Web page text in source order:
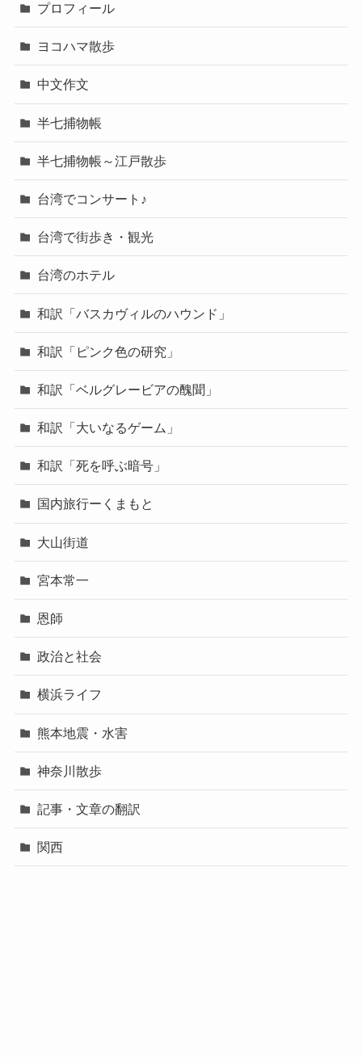
プロフィール
ヨコハマ散歩
中文作文
半七捕物帳
半七捕物帳～江戸散歩
台湾でコンサート♪
台湾で街歩き・観光
台湾のホテル
和訳「バスカヴィルのハウンド」
和訳「ピンク色の研究」
和訳「ベルグレービアの醜聞」
和訳「大いなるゲーム」
和訳「死を呼ぶ暗号」
国内旅行ーくまもと
大山街道
宮本常一
恩師
政治と社会
横浜ライフ
熊本地震・水害
神奈川散歩
記事・文章の翻訳
関西